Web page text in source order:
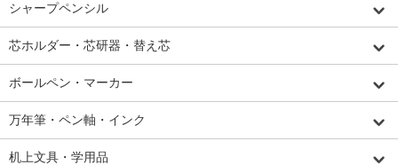
シャープペンシル
芯ホルダー・芯研器・替え芯
ボールペン・マーカー
万年筆・ペン軸・インク
机上文具・学用品